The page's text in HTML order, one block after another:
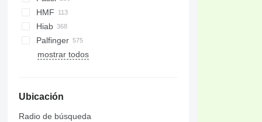
T-series
HMF
Hiab
Palfinger
mostrar todos
Ubicación
Radio de búsqueda